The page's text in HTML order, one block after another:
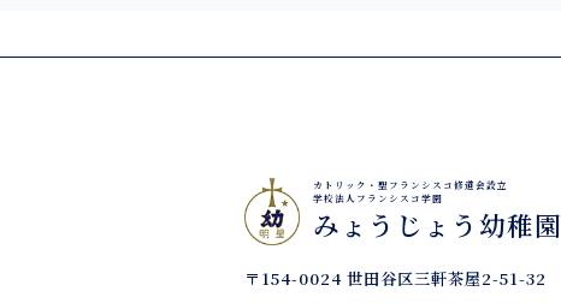
カトリック・聖フランシスコ修道会設立
学校法人フランシスコ学園
みょうじょう幼稚園
〒154-0024 世田谷区三軒茶屋2-51-32